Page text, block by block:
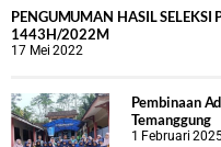
PENGUMUMAN HASIL SELEKSI
1443H/2022M
17 Mei 2022
Pembinaan
Temanggung
1 Februari